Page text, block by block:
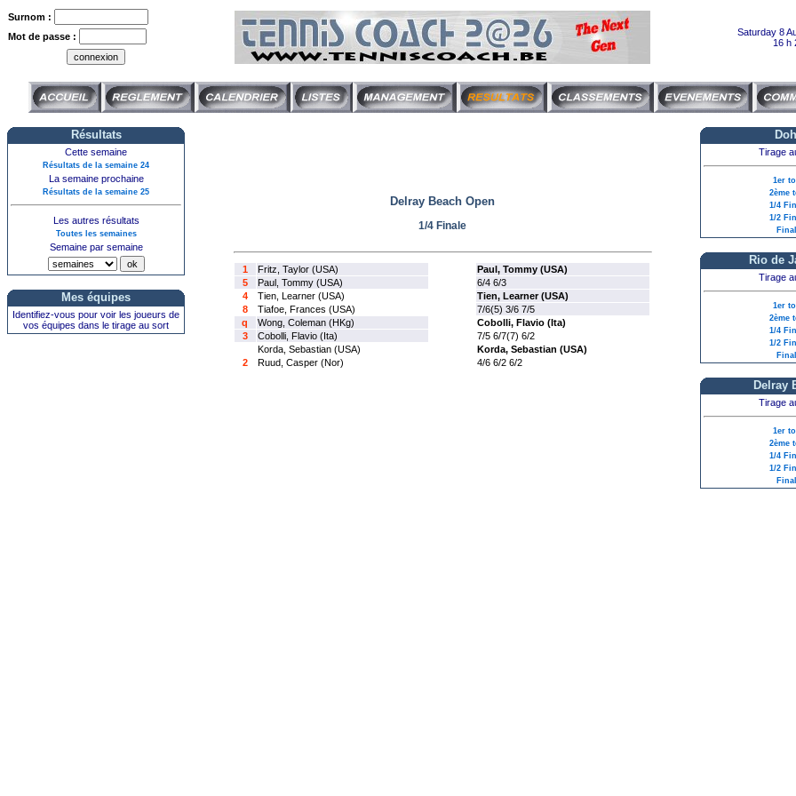
Surnom :
Mot de passe :
Saturday 8
16 h
Résultats
Cette semaine
Résultats de la semaine 24
La semaine prochaine
Résultats de la semaine 25
Les autres résultats
Toutes les semaines
Semaine par semaine
Mes équipes
Identifiez-vous pour voir les joueurs de
vos équipes dans le tirage au sort
Delray Beach Open
1/4 Finale
1 Fritz, Taylor (USA)
Paul, Tommy (USA)
5
Paul, Tommy (USA)
6/4 6/3
4
Tien, Learner (USA)
Tien, Learner (USA)
8
Tiafoe, Frances (USA)
7/6(5) 3/6 7/5
q
Wong, Coleman (HKg)
Cobolli, Flavio (Ita)
3
Cobolli, Flavio (Ita)
7/5 6/7(7) 6/2
Korda, Sebastian (USA)
Korda, Sebastian (USA)
2
Ruud, Casper (Nor) 4/6 6/2 6/2
Tirage
1er
2ème
1/4
1/2
Rio de
Tirage
1er
2ème
1/4
1/2
Delray
Tirage
1er
2ème
1/4
1/2